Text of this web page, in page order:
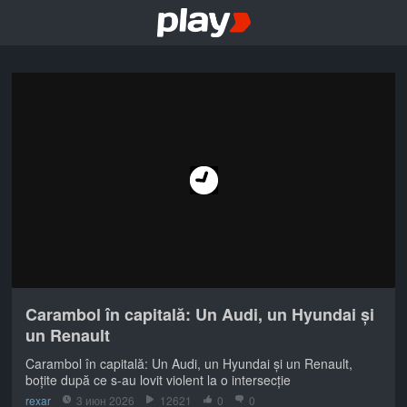
Carambol în capitală: Un Audi, un Hyundai și
un Renault
Carambol în capitală: Un Audi, un Hyundai și un Renault,
boțite după ce s-au lovit violent la o intersecție
rexar 3 июн 2026 12621 0 0